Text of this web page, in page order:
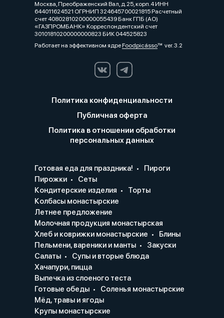
Москва, Преображенский Вал, д.25, корп.4 ИНН
644011624521 ОГРНИП 324645700021815 Расчетный
счет 40802810200000055439 Банк ГПБ (АО)
«ГАЗПРОМБАНК» Корреспондентский счет
30101810200000000823 БИК 044525823
Работает на эффективном ядреFoodpicássover. 3.2
Политика конфиденциальности
Публичная оферта
Политика в отношении обработки
персональных данных
Готовая еда для праздника!
Пироги
Пирожки
Сеты
Кондитерские изделия
Торты
Колбасы монастырские
Летнее предложение
Молочная продукция монастырская
Хлеб и коврижки монастырские
Блины
Пельмени, вареники и манты
Закуски
Салаты
Супы и вторые блюда
Хачапури, пицца
Выпечка из слоеного теста
Готовые обеды
Соленья монастырские
Мёд, травы и ягоды
Крупы монастырские